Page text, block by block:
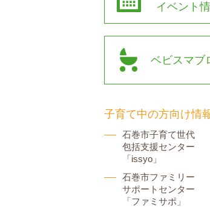
イベント
ベビスマブ
子育て中の方向け情
石巻市子育て世代
包括支援センター
「issyo」
石巻市ファミリー
サポートセンター
「ファミサポ」